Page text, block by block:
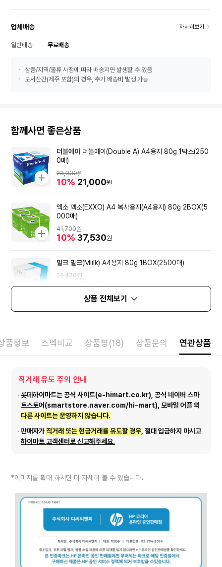
업체배송 자세히보기
일반배송 무료배송
상품/지역/물류 사정에 따라 배송지연 발생할 수 있음
도서산간(제주 포함)의 경우, 추가 배송비 발생 가능
함께사면 좋은상품
더블에이 더블에이(Double A) A4용지 80g 1박스(250
0매)
23,330원
10% 21,000원
엑소 엑소(EXXO) A4 복사용지(A4용지) 80g 2BOX(5
000매)
41,700원
10% 37,530원
밀크 밀크(Miilk) A4용지 80g 1BOX(2500매)
22,470원
10%20,220원
상품 전체보기
품정보 스펙비교 상품평(18) 상품문의 연관상품
직거래 유도 주의 안내
롯데하이마트는 공식 사이트(e-himart.co.kr), 공식 네이버 스마
트스토어(smartstore.naver.com/hi-mart), 모바일 어플 외
다른 사이트는 운영하지 않습니다.
판매자가직거래 또는 현금거래를 유도할 경우 , 절대 입금하지 마시고
하이마트 고객센터로 신고해주세요.
*이미지를 확대 하시면 더 자세히 볼 수 있습니다.